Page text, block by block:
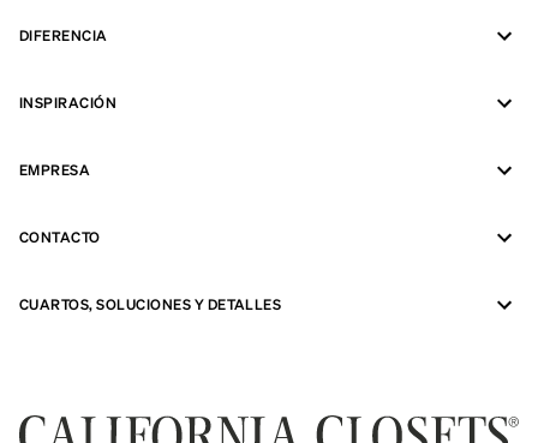
DIFERENCIA
INSPIRACIÓN
EMPRESA
CONTACTO
CUARTOS, SOLUCIONES Y DETALLES